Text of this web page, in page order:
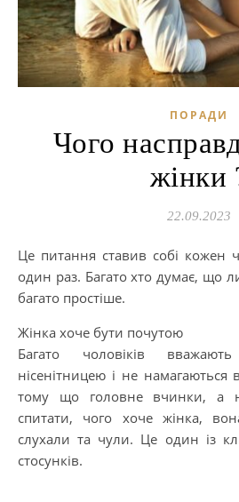
ПОРАДИ
Чого
жінки
22.09.2023
Це питання ставив собі кожен чоловік, і напевно не
один раз. Багато хто думає, що
багато простіше.
Жінка хоче бути почутою
Багато чоловіків
нісенітницею і не намагаються
тому що головне вчинки, а
спитати, чого хоче жінка,
слухали та чули. Це один із
стосунків.